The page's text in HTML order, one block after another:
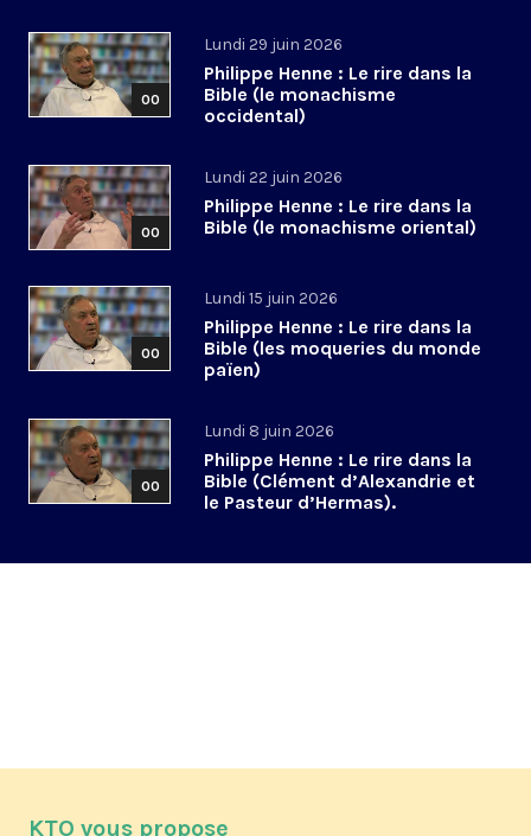
00
Lundi 29 juin 2026
Philippe Henne : Le rire dans la
Bible (le monachisme
occidental)
00
Lundi 22 juin 2026
Philippe Henne : Le rire dans la
Bible (le monachisme oriental)
00
Lundi 15 juin 2026
Philippe Henne : Le rire dans la
Bible (les moqueries du monde
païen)
00
Lundi 8 juin 2026
Philippe Henne : Le rire dans la
Bible (Clément d’Alexandrie et
le Pasteur d’Hermas).
KTO vous propose